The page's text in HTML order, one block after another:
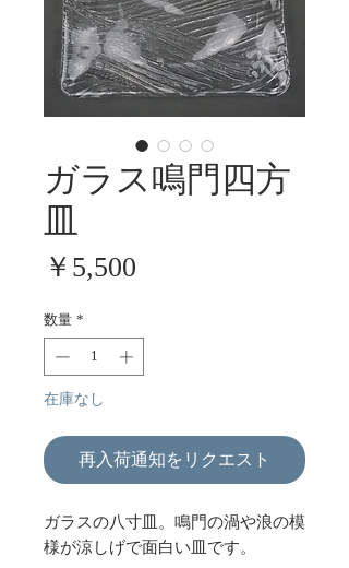
ガラス鳴門四方
皿
￥5,500
数量 *
在庫なし
再入荷通知をリクエスト
ガラスの八寸皿。鳴門の渦や浪の模
様が涼しげで面白い皿です。